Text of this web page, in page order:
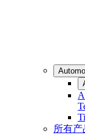
所有产